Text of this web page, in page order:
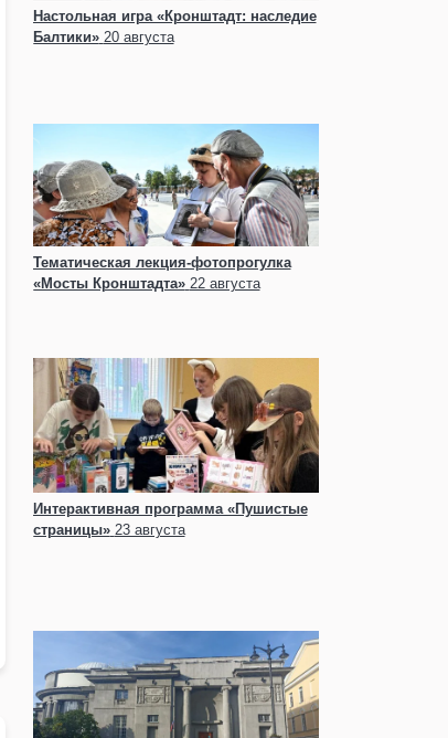
Настольная игра «Кронштадт: наследие
Балтики» 20 августа
Тематическая лекция-фотопрогулка
«Мосты Кронштадта» 22 августа
Интерактивная программа «Пушистые
страницы» 23 августа